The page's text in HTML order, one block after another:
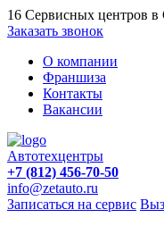
16 Сервисных центров в
Заказать звонок
О компании
Франшиза
Контакты
Вакансии
Автотехцентры
+7 (812) 456-70-50
info@zetauto.ru
Записаться на сервис